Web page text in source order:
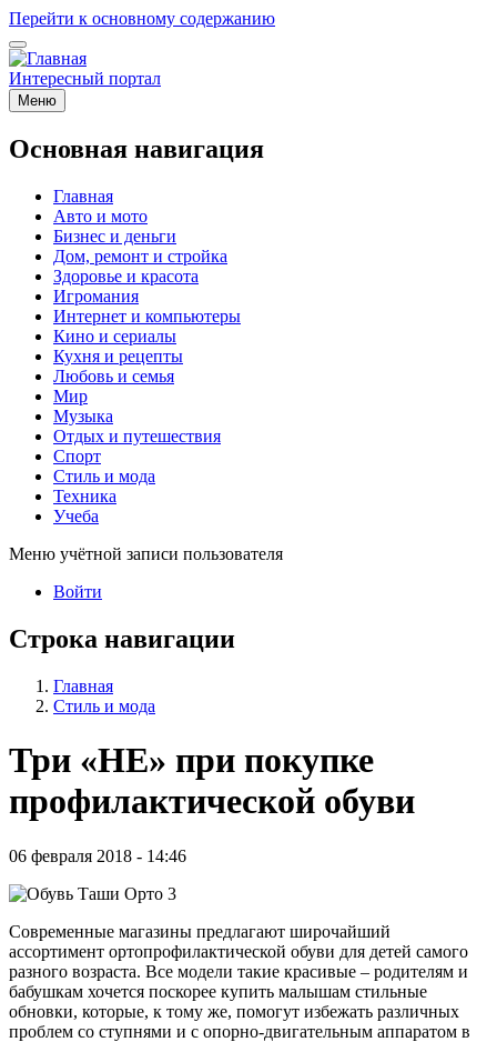
Перейти к основному содержанию
Интересный портал
Меню
Основная навигация
Главная
Авто и мото
Бизнес и деньги
Дом, ремонт и стройка
Здоровье и красота
Игромания
Интернет и компьютеры
Кино и сериалы
Кухня и рецепты
Любовь и семья
Мир
Музыка
Отдых и путешествия
Спорт
Стиль и мода
Техника
Учеба
Меню учётной записи пользователя
Войти
Строка навигации
Главная
Стиль и мода
Три «НЕ» при покупке
профилактической обуви
06 февраля 2018 - 14:46
Современные магазины предлагают широчайший
ассортимент ортопрофилактической обуви для детей самого
разного возраста. Все модели такие красивые – родителям и
бабушкам хочется поскорее купить малышам стильные
обновки, которые, к тому же, помогут избежать различных
проблем со ступнями и с опорно-двигательным аппаратом в